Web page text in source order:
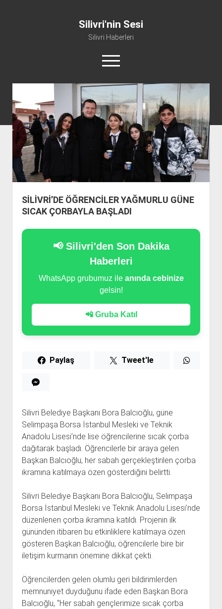
Silivri'nin Sesi
Silivri Haberleri
m
e
ü
ü
ç
facebook youtube whatsapp
Manifesto
Gündem
Haber
Künye ve İletişim
SİLİVRİ’DE ÖĞRENCİLER YAĞMURLU GÜNE
SICAK ÇORBAYLA BAŞLADI
📢 Silivri'den Son Dakika
Haberleri
WhatsApp grubumuz ile anında cebinize
gelsin!
📲 Gruba Katıl
Paylaş Tweet'le
Silivri Belediye Başkanı Bora Balcıoğlu, güne
Selimpaşa Borsa İstanbul Mesleki ve Teknik
Anadolu Lisesi’nde lise öğrencilerine sıcak çorba
dağıtarak başladı. Öğrencilerle bir araya gelen
Başkan Balcıoğlu, her sabah gerçekleştirilen çorba
ikramına katılmaya özen gösterdiğini belirtti.
Silivri Belediye Başkanı Bora Balcıoğlu, Selimpaşa
Borsa İstanbul Mesleki ve Teknik Anadolu Lisesi’nde
düzenlenen çorba ikramına katıldı. Projenin ilk
gününden itibaren bu etkinliklere katılmaya özen
gösteren Başkan Balcıoğlu, öğrencilerle bire bir
iletişim kurmanın önemine dikkat çekti.
Öğrencilerden gelen olumlu geri bildirimlerden
memnuniyet duyduğunu ifade eden Başkan Bora
Balcıoğlu, “Her sabah gençlerimize sıcak çorba